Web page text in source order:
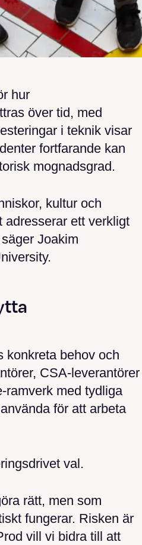
hur
över tid, med
i teknik visar
fortfarande kan
mognadsgrad.
kultur och
adresserar ett verkligt
Joakim
konkreta behov och
CSA-leverantörer
ramverk med tydliga
för att arbeta
val.
rätt, men som
fungerar. Risken är
vill vi bidra till att